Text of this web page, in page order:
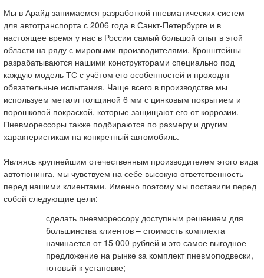
Мы в Арайд занимаемся разработкой пневматических систем
для автотранспорта с 2006 года в Санкт-Петербурге и в
настоящее время у нас в России самый большой опыт в этой
области на ряду с мировыми производителями. Кронштейны
разрабатываются нашими конструкторами специально под
каждую модель ТС с учётом его особенностей и проходят
обязательные испытания. Чаще всего в производстве мы
используем металл толщиной 6 мм с цинковым покрытием и
порошковой покраской, которые защищают его от коррозии.
Пневморессоры также подбираются по размеру и другим
характеристикам на конкретный автомобиль.
Являясь крупнейшим отечественным производителем этого вида
автотюнинга, мы чувствуем на себе высокую ответственность
перед нашими клиентами. Именно поэтому мы поставили перед
собой следующие цели:
сделать пневморессору доступным решением для
большинства клиентов – стоимость комплекта
начинается от 15 000 рублей и это самое выгодное
предложение на рынке за комплект пневмоподвески,
готовый к установке;